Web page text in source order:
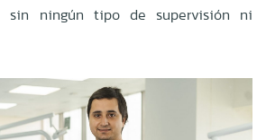
sin ningún tipo de supervisión ni